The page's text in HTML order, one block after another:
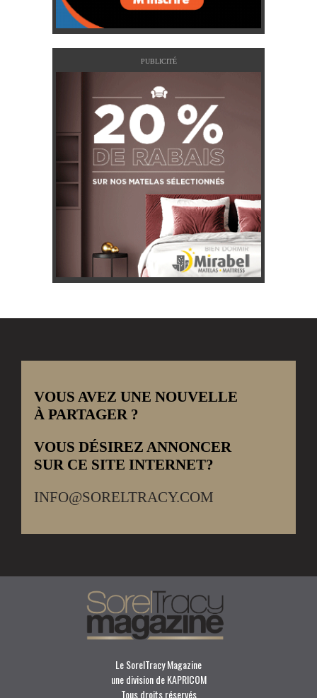
PUBLICITÉ
VOUS AVEZ UNE NOUVELLE
À PARTAGER ?
VOUS DÉSIREZ ANNONCER
SUR CE SITE INTERNET?
INFO@SORELTRACY.COM
Le SorelTracy Magazine
une division de KAPRICOM
Tous droits réservés